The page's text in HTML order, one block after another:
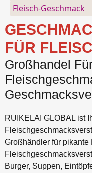
Fleisch-Geschmack
FÜR
Großhandel
RUIKELAI GLOBAL ist
Großhändler für
Burger, Suppen,